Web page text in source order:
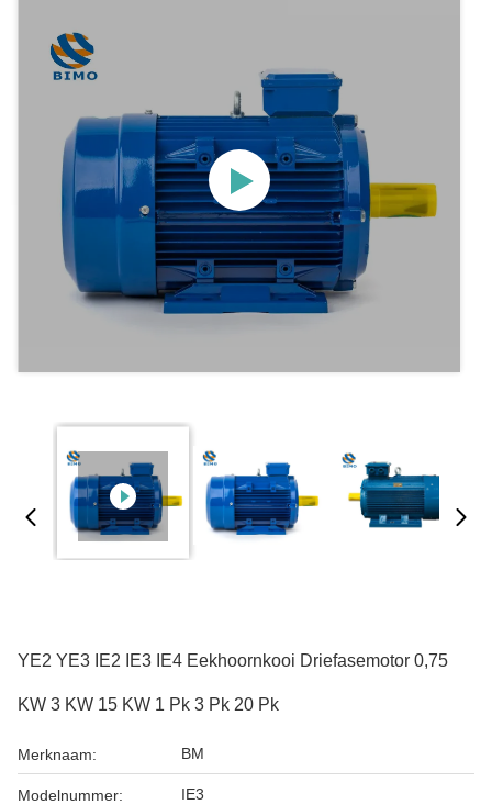
YE2 YE3 IE2 IE3 IE4 Eekhoornkooi Driefasemotor 0,75
KW 3 KW 15 KW 1 Pk 3 Pk 20 Pk
Merknaam: BM
Modelnummer: IE3